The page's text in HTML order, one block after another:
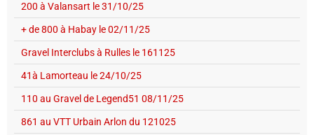
200 à Valansart le 31/10/25
+ de 800 à Habay le 02/11/25
Gravel Interclubs à Rulles le 161125
41à Lamorteau le 24/10/25
110 au Gravel de Legend51 08/11/25
861 au VTT Urbain Arlon du 121025